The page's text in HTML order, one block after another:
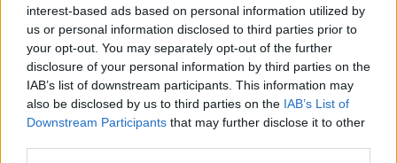
interest-based ads based on personal information utilized by
us or personal information disclosed to third parties prior to
your opt-out. You may separately opt-out of the further
disclosure of your personal information by third parties on the
IAB’s list of downstream participants. This information may
also be disclosed by us to third parties on the IAB’s List of
Downstream Participants that may further disclose it to other
Φωτογραφία αρχείου (eurokinissi)
Προσθέστε το ΕΘΝΟΣ στη Google